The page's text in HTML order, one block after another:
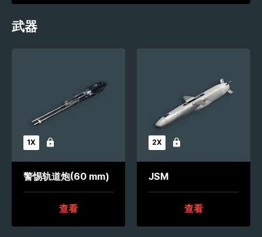
武器
1X 未解锁
警惕轨道炮(60 mm)
查看
2X 未解锁
JSM
查看